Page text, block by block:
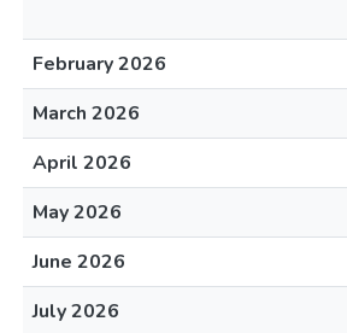
February 2026
March 2026
April 2026
May 2026
June 2026
July 2026